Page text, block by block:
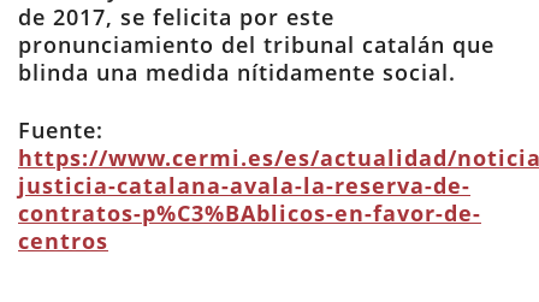
de 2017, se felicita por este
pronunciamiento del tribunal catalán que
blinda una medida nítidamente social.
Fuente:
https://www.cermi.es/es/actualidad/
justicia-catalana-avala-la-reserva-de-
contratos-p%C3%BAblicos-en-favor-de-
centros